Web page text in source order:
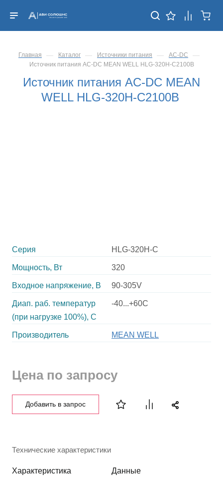
Главная — Каталог — Источники питания — AC-DC —
Источник питания AC-DC MEAN WELL HLG-320H-C2100B
Источник питания AC-DC MEAN
WELL HLG-320H-C2100B
Серия HLG-320H-C
Мощность, Вт 320
Входное напряжение, В 90-305V
Диап. раб. температур
(при нагрузке 100%), C
-40...+60C
Производитель MEAN WELL
Цена по запросу
Добавить в запрос
Технические характеристики
Характеристика Данные